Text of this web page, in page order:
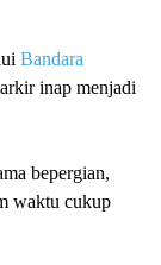
Bandara
inap menjadi
bepergian,
waktu cukup